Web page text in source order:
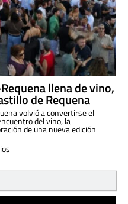
llena de vino,
de Requena
volvió a convertirse el
del vino, la
de una nueva edición